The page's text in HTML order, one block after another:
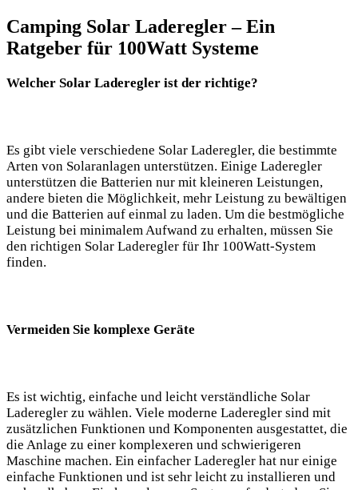
Camping Solar ⁣Laderegler – Ein⁣
Ratgeber für 100Watt Systeme
Welcher Solar Laderegler ist der richtige?
Es gibt viele verschiedene Solar Laderegler, die bestimmte
Arten von Solaranlagen unterstützen. Einige Laderegler
unterstützen die Batterien nur mit kleineren Leistungen,
andere bieten die Möglichkeit, mehr Leistung zu bewältigen
und die Batterien auf einmal zu laden. Um die bestmögliche
Leistung ⁣bei minimalem Aufwand zu⁣ erhalten, müssen Sie
den richtigen Solar Laderegler⁢ für ‌Ihr 100Watt-System
finden.
Vermeiden Sie komplexe Geräte
Es ist ‌wichtig, einfache und leicht⁤ verständliche Solar
Laderegler zu wählen. Viele moderne Laderegler sind mit
⁤zusätzlichen Funktionen und Komponenten ausgestattet, die
die Anlage zu einer⁢ komplexeren und schwierigeren
Maschine machen. Ein einfacher Laderegler hat nur einige
einfache Funktionen und ist sehr leicht zu installieren und